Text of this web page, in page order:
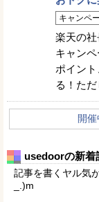
キャンペ
楽天の
キャン
ポイン
る！た
開
usedoorの新着
記事を書くヤル気
_.)m